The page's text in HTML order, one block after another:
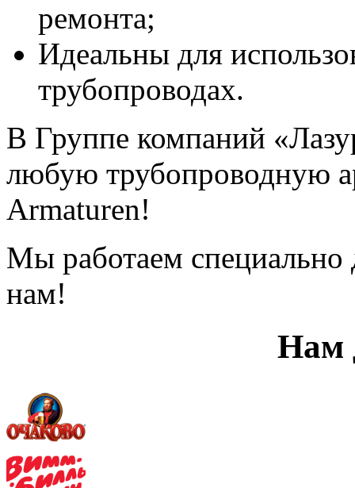
ремонта;
Идеальны для
трубопроводах.
В Группе компаний
любую трубопроводную
Armaturen!
Мы работаем специально
нам!
Нам